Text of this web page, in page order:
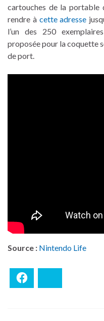
cartouches de la portable
rendre à cette adresse
l’un des 250
proposée pour la coquette
de port.
Source : Nintendo Life